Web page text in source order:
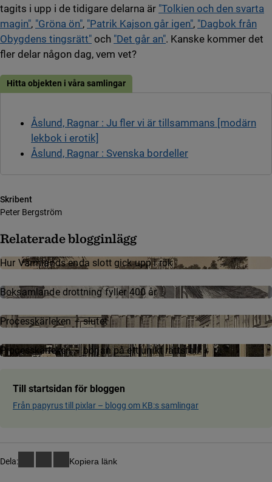
tagits i upp i de tidigare delarna är "Tolkien och den svarta
magin", "Gröna ön", "Patrik Kajson går igen", "Dagbok från
Obygdens tingsrätt" och "Det går an". Kanske kommer det
fler delar någon dag, vem vet?
Hitta objekten i våra samlingar
Åslund, Ragnar : Ju fler vi är tillsammans [modärn
lekbok i erotik]
Åslund, Ragnar : Svenska bordeller
Skribent
Peter Bergström
Relaterade blogginlägg
Hur Värmlands enda slott gick upp i rök
Boksamlande drottning fyller 400 år
Processkärleken – slutet
Processkärleken – början på ett unikt rättsfall
Till startsidan för bloggen
Från papyrus till pixlar ­– blog­g om KB:s samling­ar
Dela: Kopiera länk